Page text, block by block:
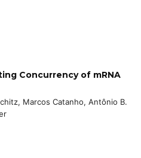
Concurrency of mRNA
Marcos Catanho, Antônio B.